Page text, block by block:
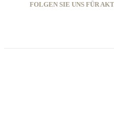
FOLGEN SIE UNS FÜR